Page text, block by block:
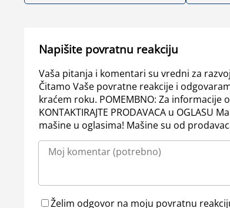
Napišite povratnu reakciju
Vaša pitanja i komentari su vredni za
Čitamo Vaše povratne reakcije i
kraćem roku. POMEMBNO: Za informacije
KONTAKTIRAJTE PRODAVACA u OGLASU
mašine u oglasima! Mašine su od
Želim odgovor na moju povratnu